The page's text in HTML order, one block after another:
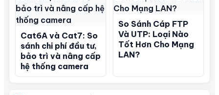
Cat6A và Cat7: So
sánh chi phí đầu tư,
bảo trì và nâng cấp
hệ thống camera
So Sánh Cáp FTP
Và UTP: Loại Nào
Tốt Hơn Cho Mạng
LAN?